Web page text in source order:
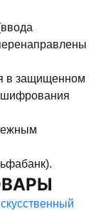
в защищенном
шифрования